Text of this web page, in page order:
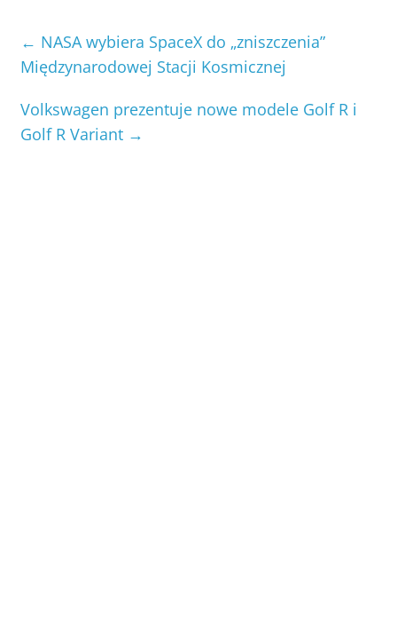
← NASA wybiera SpaceX do „zniszczenia”
Międzynarodowej Stacji Kosmicznej
Volkswagen prezentuje nowe modele Golf R i
Golf R Variant →